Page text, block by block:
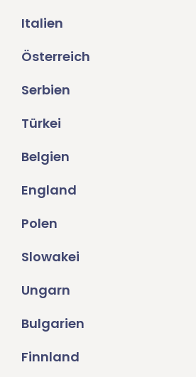
Italien
Österreich
Serbien
Türkei
Belgien
England
Polen
Slowakei
Ungarn
Bulgarien
Finnland